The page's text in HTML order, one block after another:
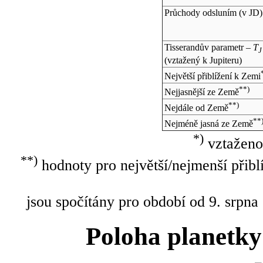
Průchody odsluním (v JD)
Tisserandův parametr – TJ
(vztažený k Jupiteru)
Největší přiblížení k Zemi
Nejjasnější ze Země**)
Nejdále od Země**)
Nejméně jasná ze Země**)
*)
**)hodnoty pro největší/nejmenší
jsou spočítány pro období od 9.
Poloha